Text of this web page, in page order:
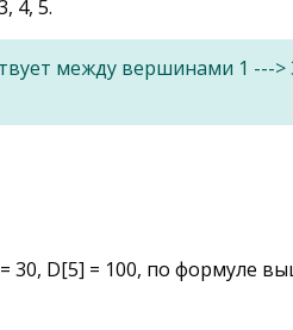
4, 5.
между вершинами 1 ---
30, D[5] = 100, по формуле